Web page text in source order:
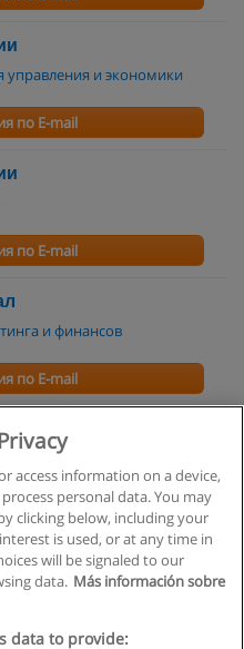
управления и экономики
по E-mail
по E-mail
и финансов
по E-mail
и финансов
по E-mail
access information on a device,
personal data. You may
clicking below, including your
is used, or at any time in
will be signaled to our
data. Más información sobre
data to provide: